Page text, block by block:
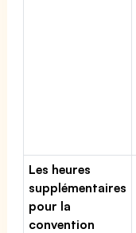
Les heures
supplémentaires
pour la
convention